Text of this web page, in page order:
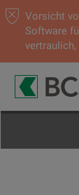
Vorsicht
Software